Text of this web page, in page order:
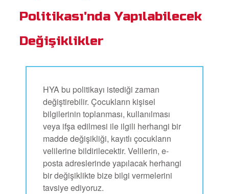
Politikası'nda Yapılabilecek
Değişiklikler
HYA bu politikayı istediği zaman
değiştirebilir. Çocukların kişisel
bilgilerinin toplanması, kullanılması
veya ifşa edilmesi ile ilgili herhangi bir
madde değişikliği, kayıtlı çocukların
velilerine bildirilecektir. Velilerin, e-
posta adreslerinde yapılacak herhangi
bir değişiklikte bize bilgi vermelerini
tavsiye ediyoruz.